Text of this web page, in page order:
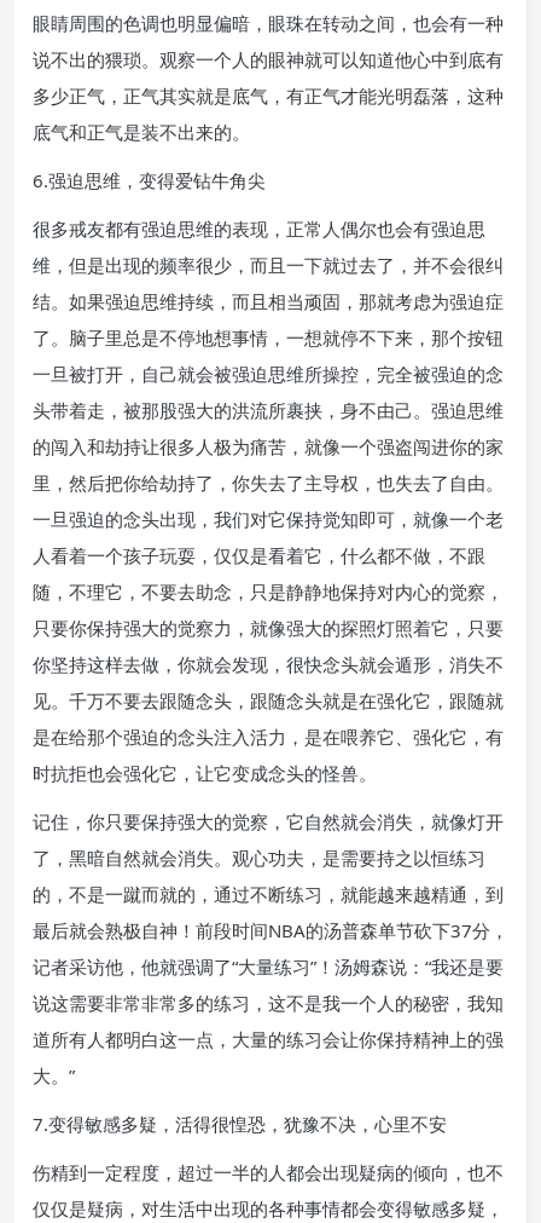
眼睛周围的色调也明显偏暗，眼珠在转动之间，也会有一种
说不出的猥琐。观察一个人的眼神就可以知道他心中到底有
多少正气，正气其实就是底气，有正气才能光明磊落，这种
底气和正气是装不出来的。
6.强迫思维，变得爱钻牛角尖
很多戒友都有强迫思维的表现，正常人偶尔也会有强迫思
维，但是出现的频率很少，而且一下就过去了，并不会很纠
结。如果强迫思维持续，而且相当顽固，那就考虑为强迫症
了。脑子里总是不停地想事情，一想就停不下来，那个按钮
一旦被打开，自己就会被强迫思维所操控，完全被强迫的念
头带着走，被那股强大的洪流所裹挟，身不由己。强迫思维
的闯入和劫持让很多人极为痛苦，就像一个强盗闯进你的家
里，然后把你给劫持了，你失去了主导权，也失去了自由。
一旦强迫的念头出现，我们对它保持觉知即可，就像一个老
人看着一个孩子玩耍，仅仅是看着它，什么都不做，不跟
随，不理它，不要去助念，只是静静地保持对内心的觉察，
只要你保持强大的觉察力，就像强大的探照灯照着它，只要
你坚持这样去做，你就会发现，很快念头就会遁形，消失不
见。千万不要去跟随念头，跟随念头就是在强化它，跟随就
是在给那个强迫的念头注入活力，是在喂养它、强化它，有
时抗拒也会强化它，让它变成念头的怪兽。
记住，你只要保持强大的觉察，它自然就会消失，就像灯开
了，黑暗自然就会消失。观心功夫，是需要持之以恒练习
的，不是一蹴而就的，通过不断练习，就能越来越精通，到
最后就会熟极自神！前段时间NBA的汤普森单节砍下37分，
记者采访他，他就强调了“大量练习”！汤姆森说：“我还是要
说这需要非常非常多的练习，这不是我一个人的秘密，我知
道所有人都明白这一点，大量的练习会让你保持精神上的强
大。”
7.变得敏感多疑，活得很惶恐，犹豫不决，心里不安
伤精到一定程度，超过一半的人都会出现疑病的倾向，也不
仅仅是疑病，对生活中出现的各种事情都会变得敏感多疑，